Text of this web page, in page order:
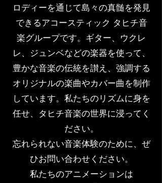
ロディーを通じて島々の真髄を発見
できるアコースティック タヒチ音
楽グループです。ギター、ウクレ
レ、ジュンベなどの楽器を使って、
豊かな音楽の伝統を讃え、強調する
オリジナルの楽曲やカバー曲を制作
しています。私たちのリズムに身を
任せ、タヒチ音楽の世界に浸ってく
ださい。
忘れられない音楽体験のために、ぜ
ひお問い合わせください。
私たちのアニメーションは